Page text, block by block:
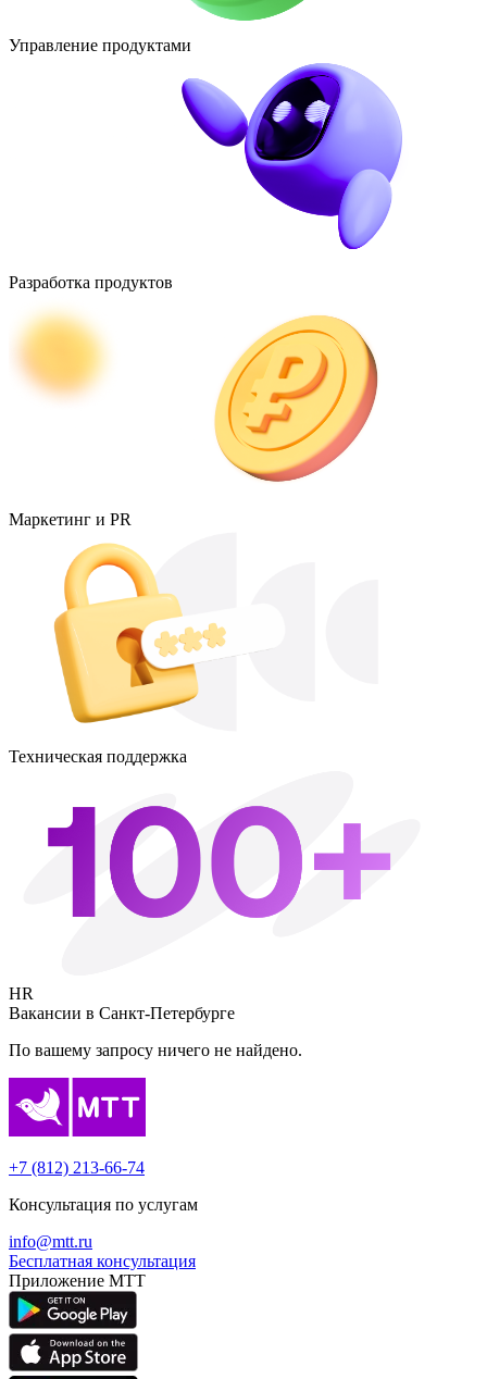
Управление продуктами
Разработка продуктов
Маркетинг и PR
Техническая поддержка
HR
Вакансии в Санкт-Петербурге
По вашему запросу ничего не найдено.
+7 (812) 213-66-74
Консультация по услугам
info@mtt.ru
Бесплатная консультация
Приложение МТТ